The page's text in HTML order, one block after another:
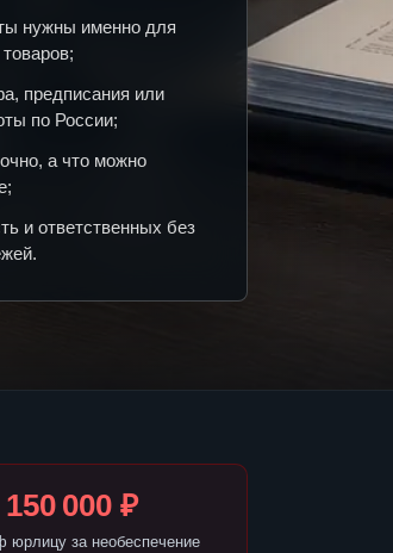
нужны именно для
предписания или
по России;
а что можно
и ответственных без
000 ₽
юрлицу за необеспечение